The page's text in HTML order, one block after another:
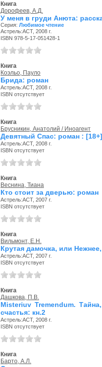
Книга
Дорофеев, А.Д.
У меня в груди Анюта:
Серия: Любимое чтение
Астрель:АСТ, 2008 г.
ISBN 978-5-17-051428-1
Книга
Коэльо, Пауло
Брида: роман
Астрель:АСТ, 2008 г.
ISBN отсутствует
Книга
Брусникин, Анатолий / Иноагент
Девятный Спас: роман : [18+]
Астрель:АСТ, 2008 г.
ISBN отсутствует
Книга
Веснина, Тиана
Кто стоит за дверью: роман
Астрель:АСТ, 2007 г.
ISBN отсутствует
Книга
Вильмонт, Е.Н.
Крутая дамочка, или
Астрель:АСТ, 2007 г.
ISBN отсутствует
Книга
Дашкова, П.В.
Misteriuv Tremendum.
счастья: кн.2
Астрель:АСТ, 2008 г.
ISBN отсутствует
Книга
Барто, А.Л.